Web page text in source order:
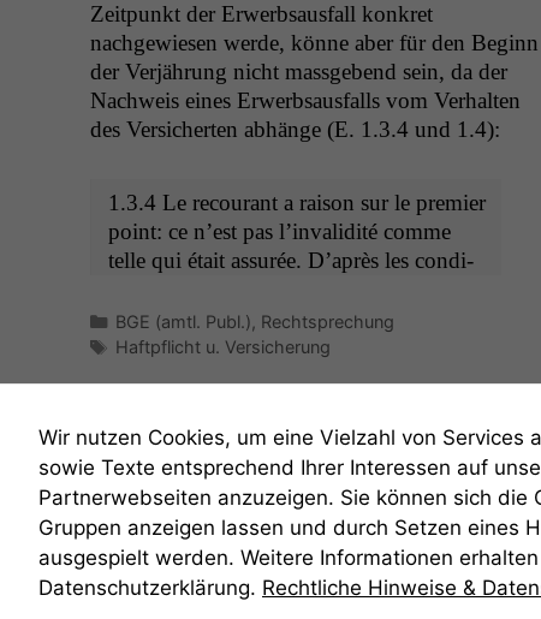
Zeit­punkt der Erwerb­saus­fall konkret
nachgewiesen werde, könne aber für den Beginn
der Ver­jährung nicht mass­gebend sein, da der
Nach­weis eines Erwerb­saus­falls vom Ver­hal­ten
des Ver­sicherten abhänge (E. 1.3.4 und 1.4):
1.3.4 Le recourant a rai­son sur le pre­mier
point: ce n’est pas l’in­va­lid­ité comme
telle qui était assurée. D’après les con­di­
Kategorien
BGE (amtl. Publ.), Rechtsprechung
Schlagwörter
Haftpflicht u. Versicherung
anmelden
Wir nutzen Cookies, um eine Vielzahl von
sowie Texte entsprechend Ihrer Interessen auf
Partnerwebseiten anzuzeigen. Sie können sich die
Gruppen anzeigen lassen und durch Setzen eines
ausgespielt werden. Weitere Informationen
Datenschutzerklärung. Rechtliche Hinweise &